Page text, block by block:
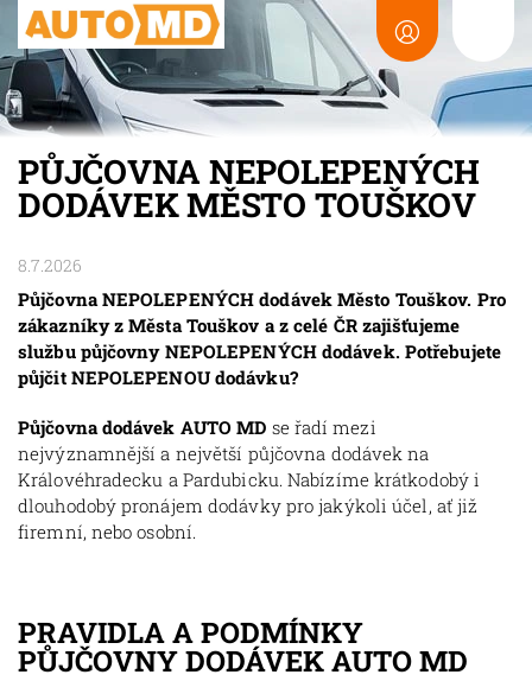
PŮJČOVNA NEPOLEPENÝCH
DODÁVEK MĚSTO TOUŠKOV
8.7.2026
Půjčovna NEPOLEPENÝCH dodávek Město Touškov. Pro
zákazníky z Města Touškov a z celé ČR zajišťujeme
službu půjčovny NEPOLEPENÝCH dodávek. Potřebujete
půjčit NEPOLEPENOU dodávku?
Půjčovna dodávek AUTO MD se řadí mezi
nejvýznamnější a největší půjčovna dodávek na
Královéhradecku a Pardubicku. Nabízíme krátkodobý i
dlouhodobý pronájem dodávky pro jakýkoli účel, ať již
firemní, nebo osobní.
PRAVIDLA A PODMÍNKY
PŮJČOVNY DODÁVEK AUTO MD